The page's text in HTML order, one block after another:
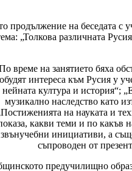
продължение на беседата с
„Толкова различната
време на занятието бяха
интереса към Русия у
нейната култура и история“;
музикално наследство като
на науката и
какви теми и по какъв
инициативи, а
съпроводен от
предучилищно